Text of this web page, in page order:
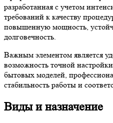
разработанная с учетом
требований к качеству
повышенную мощность,
долговечность.
Важным элементом является
возможность точной
бытовых моделей,
стабильность работы и
Виды и назначение